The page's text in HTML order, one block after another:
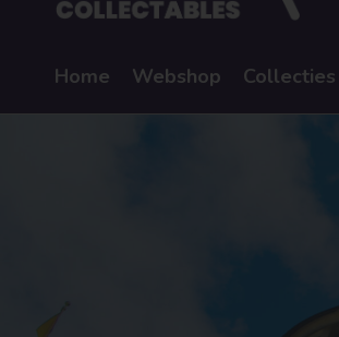
Home Webshop Collecties